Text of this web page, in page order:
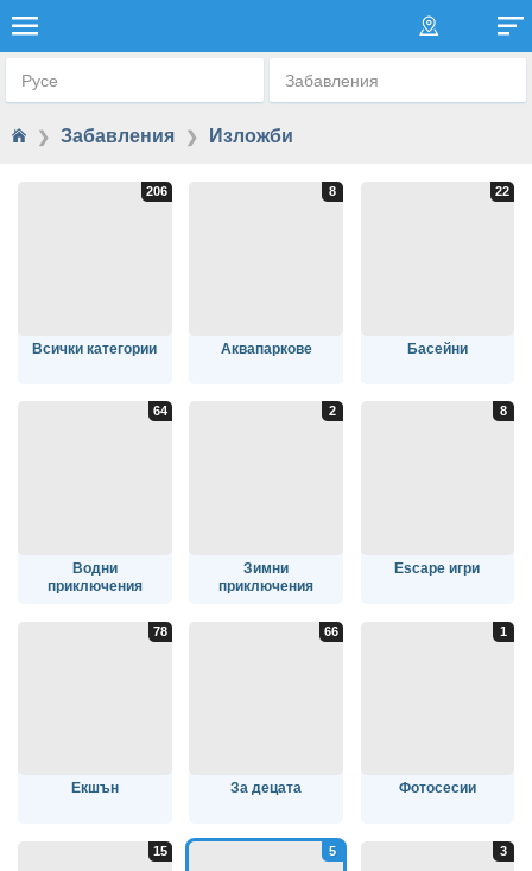
Русе Забавления
❯ Забавления ❯ Изложби
Всички категории Аквапаркове Басейни
Водни
приключения
Зимни
приключения
Escape игри
Екшън За децата Фотосесии